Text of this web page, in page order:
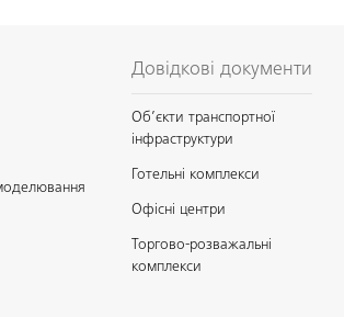
Довідкові документи
Об’єкти транспортної
інфраструктури
Готельні комплекси
Офісні центри
Торгово-розважальні
комплекси